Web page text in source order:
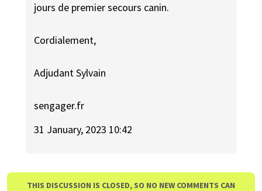
jours de premier secours canin.
Cordialement,
Adjudant Sylvain
sengager.fr
31 January, 2023 10:42
THIS DISCUSSION IS CLOSED, SO NO NEW COMMENTS CAN